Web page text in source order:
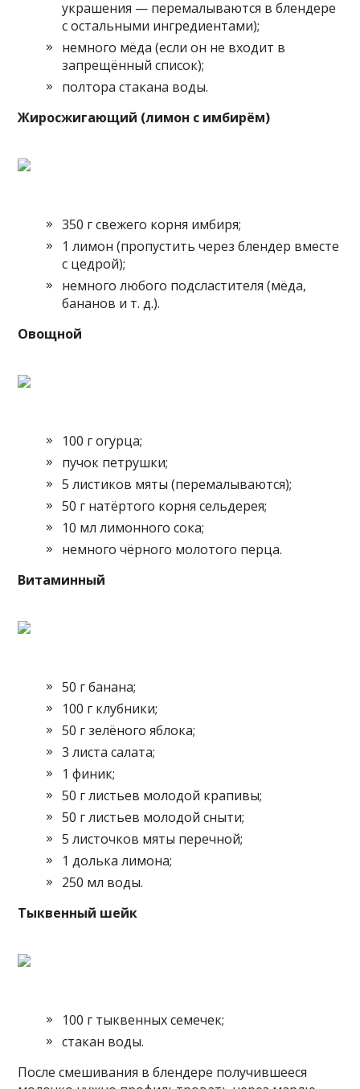
украшения — перемалываются в блендере
с остальными ингредиентами);
немного мёда (если он не входит в
запрещённый список);
полтора стакана воды.
Жиросжигающий (лимон с имбирём)
350 г свежего корня имбиря;
1 лимон (пропустить через блендер вместе
с цедрой);
немного любого подсластителя (мёда,
бананов и т. д.).
Овощной
100 г огурца;
пучок петрушки;
5 листиков мяты (перемалываются);
50 г натёртого корня сельдерея;
10 мл лимонного сока;
немного чёрного молотого перца.
Витаминный
50 г банана;
100 г клубники;
50 г зелёного яблока;
3 листа салата;
1 финик;
50 г листьев молодой крапивы;
50 г листьев молодой сныти;
5 листочков мяты перечной;
1 долька лимона;
250 мл воды.
Тыквенный шейк
100 г тыквенных семечек;
стакан воды.
После смешивания в блендере получившееся